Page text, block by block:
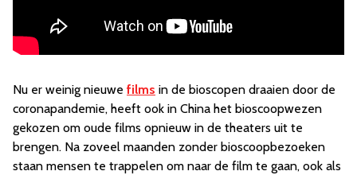
Nu er weinig nieuwe films in de bioscopen draaien door de
coronapandemie, heeft ook in China het bioscoopwezen
gekozen om oude films opnieuw in de theaters uit te
brengen. Na zoveel maanden zonder bioscoopbezoeken
staan mensen te trappelen om naar de film te gaan, ook als